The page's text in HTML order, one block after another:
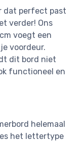
dat perfect past
verder! Ons
voegt een
voordeur.
dit bord niet
functioneel en
helemaal
het lettertype